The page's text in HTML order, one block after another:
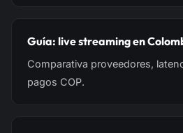
Guía: live streaming en
Comparativa proveedores,
pagos COP.